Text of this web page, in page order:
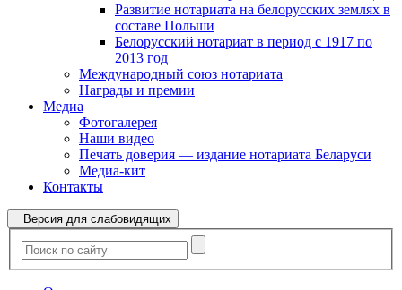
Развитие нотариата на белорусских землях в
составе Польши
Белорусский нотариат в период с 1917 по
2013 год
Международный союз нотариата
Награды и премии
Медиа
Фотогалерея
Наши видео
Печать доверия — издание нотариата Беларуси
Медиа-кит
Контакты
Версия для слабовидящих